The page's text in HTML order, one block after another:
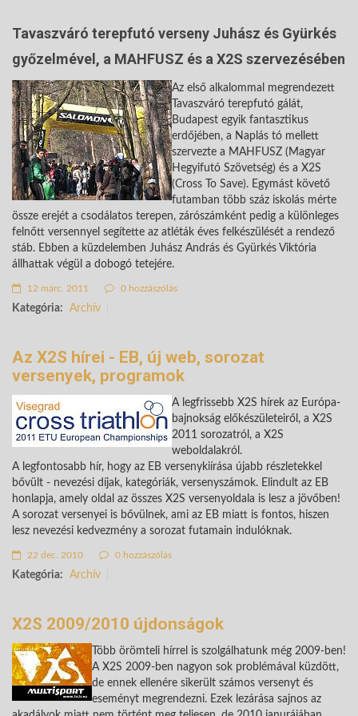
Tavaszváró terepfutó verseny Juhász és Gyürkés
győzelmével, a MAHFUSZ és a X2S szervezésében
Az első alkalommal megrendezett
Tavaszváró terepfutó gálát,
Budapest egyik fantasztikus
erdőjében, a Naplás tó mellett
szervezte a MAHFUSZ (Magyar
Hegyifutó Szövetség) és a X2S
(Cross To Save). Egymást követő
futamban több száz iskolás mérte
össze erejét a csodálatos terepen, zárószámként pedig a különleges
felnőtt versennyel segítette az atléták éves felkészülését a rendező
stáb. Ebben a küzdelemben Juhász András és Gyürkés Viktória
állhattak végül a dobogó tetejére.
12 márc. 2011 0 hozzászólás
Kategória: Archív
Az X2S hírei - EB, új web, sorozat
versenyek, programok
A legfrissebb X2S hírek az Európa-
bajnokság előkészületeiről, a X2S
2011 sorozatról, a X2S
weboldalakról.
A legfontosabb hír, hogy az EB versenykiírása újabb részletekkel
bővült - nevezési díjak, kategóriák, versenyszámok. Elindult az EB
honlapja, amely oldal az összes X2S versenyoldala is lesz a jövőben!
A sorozat versenyei is bővülnek, ami az EB miatt is fontos, hiszen
lesz nevezési kedvezmény a sorozat futamain indulóknak.
22 dec. 2010 0 hozzászólás
Kategória: Archív
X2S 2009/2010 újdonságok
Több örömteli hírrel is szolgálhatunk még 2009-ben!
A X2S 2009-ben nagyon sok problémával küzdött,
de ennek ellenére sikerült számos versenyt és
eseményt megrendezni. Ezek lezárása sajnos az